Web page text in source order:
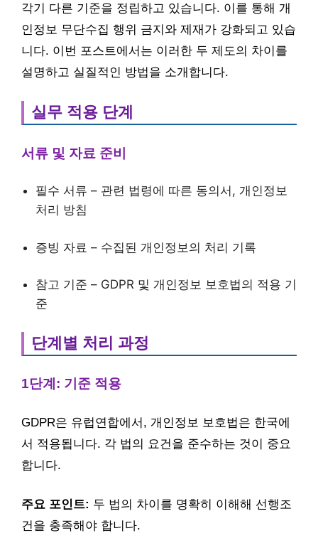
각기 다른 기준을 정립하고 있습니다. 이를 통해 개
인정보 무단수집 행위 금지와 제재가 강화되고 있습
니다. 이번 포스트에서는 이러한 두 제도의 차이를
설명하고 실질적인 방법을 소개합니다.
실무 적용 단계
서류 및 자료 준비
필수 서류 – 관련 법령에 따른 동의서, 개인정보
처리 방침
증빙 자료 – 수집된 개인정보의 처리 기록
참고 기준 – GDPR 및 개인정보 보호법의 적용 기
준
단계별 처리 과정
1단계: 기준 적용
GDPR은 유럽연합에서, 개인정보 보호법은 한국에
서 적용됩니다. 각 법의 요건을 준수하는 것이 중요
합니다.
주요 포인트: 두 법의 차이를 명확히 이해해 선행조
건을 충족해야 합니다.